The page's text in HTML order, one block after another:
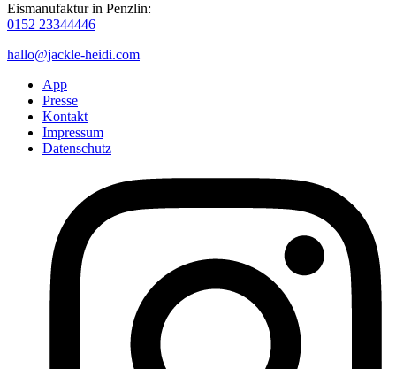
Eismanufaktur in Penzlin:
0152 23344446
hallo@jackle-heidi.com
App
Presse
Kontakt
Impressum
Datenschutz